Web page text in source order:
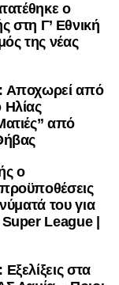
ο
στη Γ’ Εθνική
της νέας
Αποχωρεί από
από
ο
του για
League |
στα